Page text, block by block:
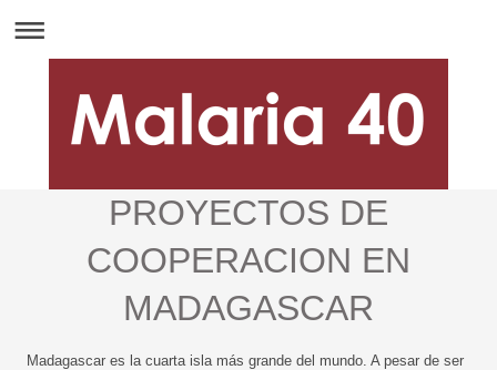
PROYECTOS DE
COOPERACION EN
MADAGASCAR
Madagascar es la cuarta isla más grande del mundo. A pesar de ser